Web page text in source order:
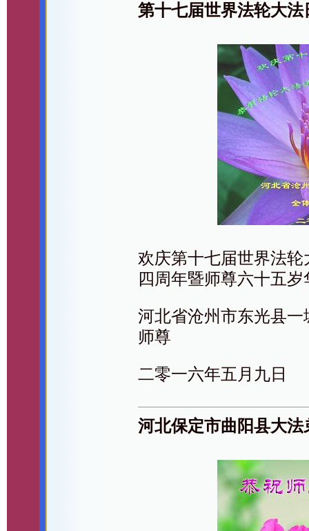
第十七届世界法轮大法
欢庆第十七届世界法
四周年暨师尊六十五岁
河北省沧州市东光县
师尊
二零一六年五月九日
河北保定市曲阳县大